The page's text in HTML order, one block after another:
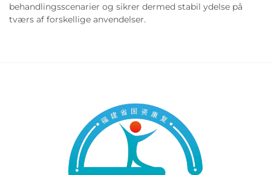
behandlingsscenarier og sikrer dermed stabil ydelse på
tværs af forskellige anvendelser.